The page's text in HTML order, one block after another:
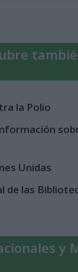
la Polio
Unidas
de las
y